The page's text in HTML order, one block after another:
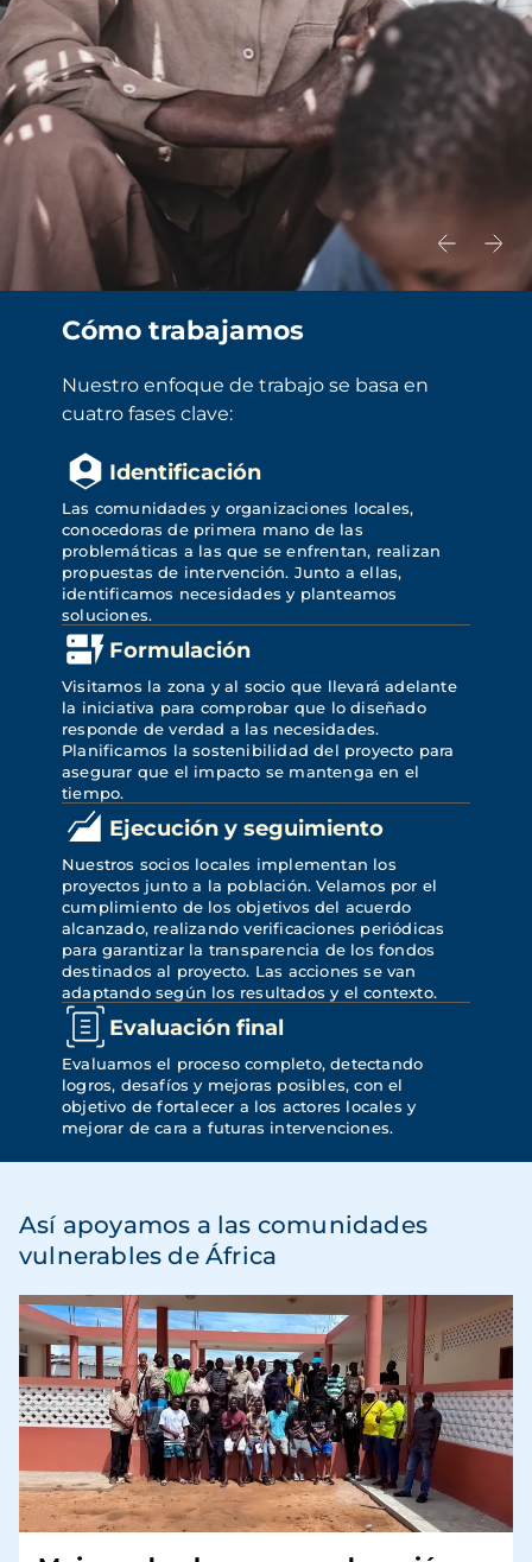
Cómo trabajamos
Nuestro enfoque de trabajo se basa en
cuatro fases clave:
Identificación
Las comunidades y organizaciones locales,
conocedoras de primera mano de las
problemáticas a las que se enfrentan, realizan
propuestas de intervención. Junto a ellas,
identificamos necesidades y planteamos
soluciones.
Formulación
Visitamos la zona y al socio que llevará adelante
la iniciativa para comprobar que lo diseñado
responde de verdad a las necesidades.
Planificamos la sostenibilidad del proyecto para
asegurar que el impacto se mantenga en el
tiempo.
Ejecución y seguimiento
Nuestros socios locales implementan los
proyectos junto a la población. Velamos por el
cumplimiento de los objetivos del acuerdo
alcanzado, realizando verificaciones periódicas
para garantizar la transparencia de los fondos
destinados al proyecto. Las acciones se van
adaptando según los resultados y el contexto.
Evaluación final
Evaluamos el proceso completo, detectando
logros, desafíos y mejoras posibles, con el
objetivo de fortalecer a los actores locales y
mejorar de cara a futuras intervenciones.
Así apoyamos a las comunidades
vulnerables de África